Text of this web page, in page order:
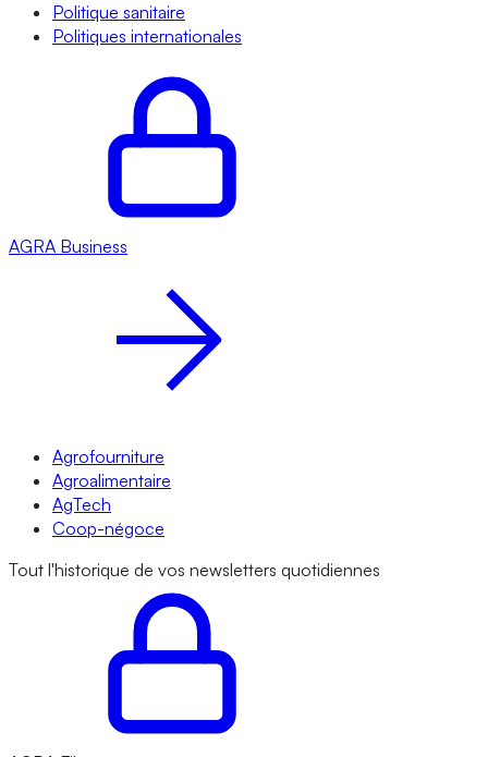
Politique sanitaire
Politiques internationales
AGRA Business
Agrofourniture
Agroalimentaire
AgTech
Coop-négoce
Tout l'historique de vos newsletters quotidiennes